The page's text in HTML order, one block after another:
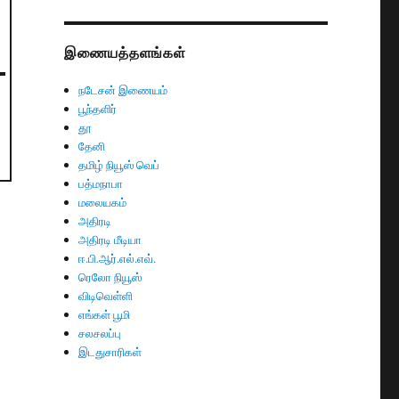
இணையத்தளங்கள்
நடேசன் இணையம்
பூந்தளிர்
தூ
தேனி
தமிழ் நியூஸ் வெப்
பத்மநாபா
மலையகம்
அதிரடி
அதிரடி மீடியா
ஈ.பி.ஆர்.எல்.எவ்.
ரெலோ நியூஸ்
விடிவெள்ளி
எங்கள் பூமி
சலசலப்பு
இடதுசாரிகள்